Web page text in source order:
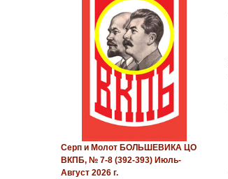
Серп и Молот БОЛЬШЕВИКА ЦО
ВКПБ, № 7-8 (392-393) Июль-
Август 2026 г.